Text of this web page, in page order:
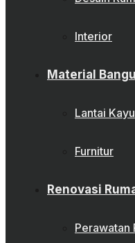
Interior
Material
Lantai Kayu
Furnitur
Renovasi
Perawatan